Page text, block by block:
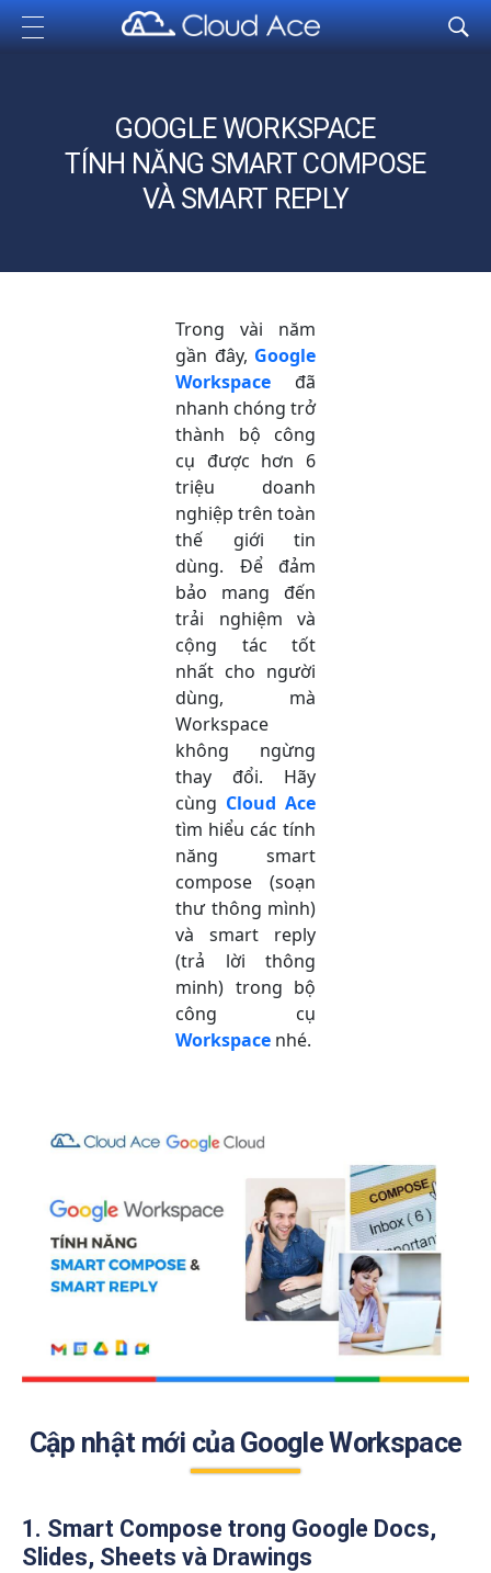
Cloud Ace
Nhà cung cấp giải pháp trên GCP cho doanh nghiệp
GOOGLE WORKSPACE
TÍNH NĂNG SMART COMPOSE
VÀ SMART REPLY
Trong vài năm
gần đây, Google
Workspace
đã
nhanh chóng trở
thành bộ công
cụ được hơn 6
triệu doanh
nghiệp trên toàn
thế giới tin
dùng. Để đảm
bảo mang đến
trải nghiệm và
cộng tác tốt
nhất cho người
dùng, mà
Workspace
không ngừng
thay đổi. Hãy
cùng Cloud Ace
tìm hiểu các tính
năng smart
compose (soạn
thư thông mình)
và smart reply
(trả lời thông
minh) trong bộ
công cụ
Workspace nhé.
Cập nhật mới của Google Workspace
1. Smart Compose trong Google Docs,
Slides, Sheets và Drawings